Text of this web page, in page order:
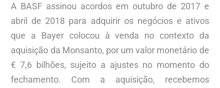
A BASF assinou acordos em outubro de 2017 e
abril de 2018 para adquirir os negócios e ativos
que a Bayer colocou à venda no contexto da
aquisição da Monsanto, por um valor monetário de
€ 7,6 bilhões, sujeito a ajustes no momento do
fechamento. Com a aquisição, recebemos